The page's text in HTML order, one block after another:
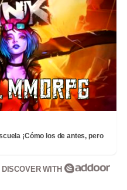
¡Cómo los de antes, pero
DISCOVER WITH